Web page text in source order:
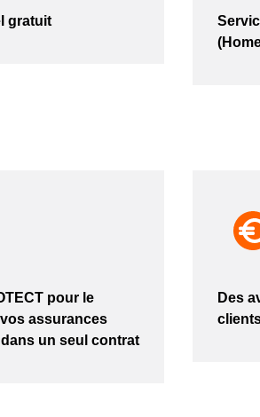
gratuit
pour le
assurances
un seul contrat
Des